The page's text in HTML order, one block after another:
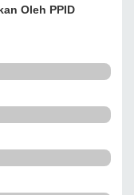
Oleh PPID